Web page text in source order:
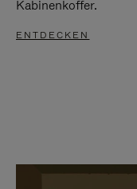
Kabinenkoffer.
ENTDECKEN